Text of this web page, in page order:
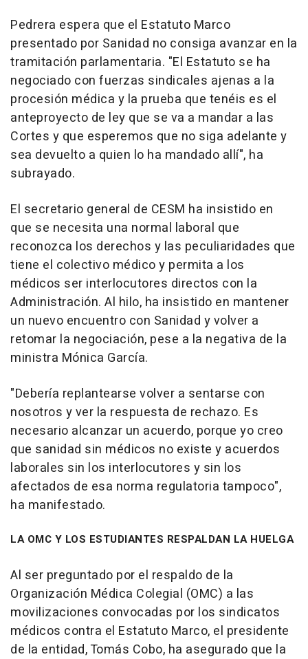
Pedrera espera que el Estatuto Marco
presentado por Sanidad no consiga avanzar en la
tramitación parlamentaria. "El Estatuto se ha
negociado con fuerzas sindicales ajenas a la
procesión médica y la prueba que tenéis es el
anteproyecto de ley que se va a mandar a las
Cortes y que esperemos que no siga adelante y
sea devuelto a quien lo ha mandado allí", ha
subrayado.
El secretario general de CESM ha insistido en
que se necesita una normal laboral que
reconozca los derechos y las peculiaridades que
tiene el colectivo médico y permita a los
médicos ser interlocutores directos con la
Administración. Al hilo, ha insistido en mantener
un nuevo encuentro con Sanidad y volver a
retomar la negociación, pese a la negativa de la
ministra Mónica García.
"Debería replantearse volver a sentarse con
nosotros y ver la respuesta de rechazo. Es
necesario alcanzar un acuerdo, porque yo creo
que sanidad sin médicos no existe y acuerdos
laborales sin los interlocutores y sin los
afectados de esa norma regulatoria tampoco",
ha manifestado.
LA OMC Y LOS ESTUDIANTES RESPALDAN LA HUELGA
Al ser preguntado por el respaldo de la
Organización Médica Colegial (OMC) a las
movilizaciones convocadas por los sindicatos
médicos contra el Estatuto Marco, el presidente
de la entidad, Tomás Cobo, ha asegurado que la